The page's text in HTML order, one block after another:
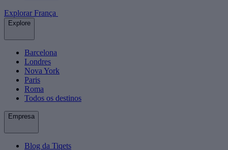
Explorar França
Explore
Barcelona
Londres
Nova York
Paris
Roma
Todos os destinos
Empresa
Blog da Tiqets